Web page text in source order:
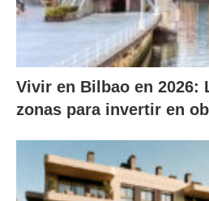
Vivir en Bilbao en 2026:
zonas para invertir en